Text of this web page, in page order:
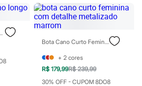
Longo Preto
Bota Cano Curto Feminina Com Detalhe Metalizado Marrom
+ 2 cores
R$ 179,99R$ 239,99
30% OFF - CUPOM 8DO8